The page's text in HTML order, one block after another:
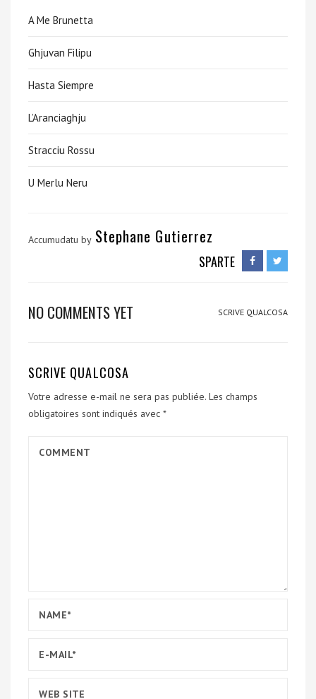
A Me Brunetta
Ghjuvan Filipu
Hasta Siempre
L’Aranciaghju
Stracciu Rossu
U Merlu Neru
Accumudatu by Stephane Gutierrez
SPARTE
NO COMMENTS YET SCRIVE QUALCOSA
SCRIVE QUALCOSA
Votre adresse e-mail ne sera pas publiée. Les champs
obligatoires sont indiqués avec *